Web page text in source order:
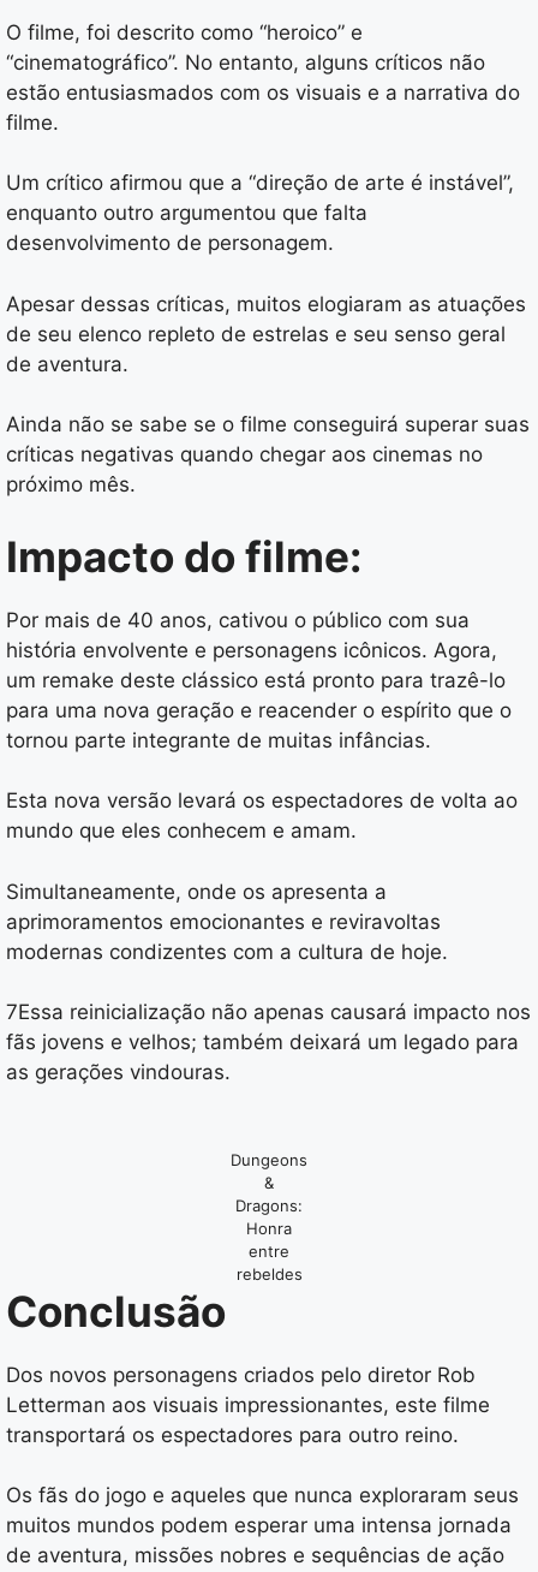
O filme, foi descrito como “heroico” e
“cinematográfico”. No entanto, alguns críticos não
estão entusiasmados com os visuais e a narrativa do
filme.
Um crítico afirmou que a “direção de arte é instável”,
enquanto outro argumentou que falta
desenvolvimento de personagem.
Apesar dessas críticas, muitos elogiaram as atuações
de seu elenco repleto de estrelas e seu senso geral
de aventura.
Ainda não se sabe se o filme conseguirá superar suas
críticas negativas quando chegar aos cinemas no
próximo mês.
Impacto do filme:
Por mais de 40 anos, cativou o público com sua
história envolvente e personagens icônicos. Agora,
um remake deste clássico está pronto para trazê-lo
para uma nova geração e reacender o espírito que o
tornou parte integrante de muitas infâncias.
Esta nova versão levará os espectadores de volta ao
mundo que eles conhecem e amam.
Simultaneamente, onde os apresenta a
aprimoramentos emocionantes e reviravoltas
modernas condizentes com a cultura de hoje.
7Essa reinicialização não apenas causará impacto nos
fãs jovens e velhos; também deixará um legado para
as gerações vindouras.
Dungeons
&
Dragons:
Honra
entre
rebeldes
Conclusão
Dos novos personagens criados pelo diretor Rob
Letterman aos visuais impressionantes, este filme
transportará os espectadores para outro reino.
Os fãs do jogo e aqueles que nunca exploraram seus
muitos mundos podem esperar uma intensa jornada
de aventura, missões nobres e sequências de ação